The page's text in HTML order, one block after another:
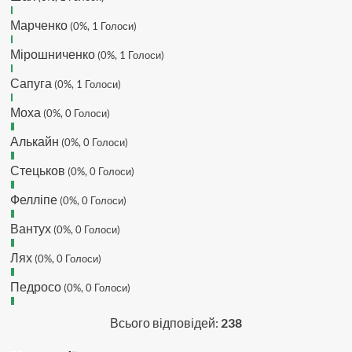
буде ще активніший з часом)
Hatsyk:Та Кузик ще ок, а
перспективи, хз хз
SVAT :
трансляцію товарняка з Минаєм
https://www.youtube.com/live/Qb1ebGeOfZ8?
si=GU46Q4zlJQd2L-W8
Hatsyk:А ще на сайті триває
посилання?
вставляєш лінк на свій профіль)
SVAT:Ніби вставив, а все одно
на профіль, а нижче ( Message)
Марченко (0%, 1 Голоси)
Мірошниченко (0%, 1 Голоси)
Сапуга (0%, 1 Голоси)
Моха (0%, 0 Голоси)
Алькайн (0%, 0 Голоси)
Стецьков (0%, 0 Голоси)
Фелліпе (0%, 0 Голоси)
Вантух (0%, 0 Голоси)
Лях (0%, 0 Голоси)
Педросо (0%, 0 Голоси)
Всього відповідей: 238